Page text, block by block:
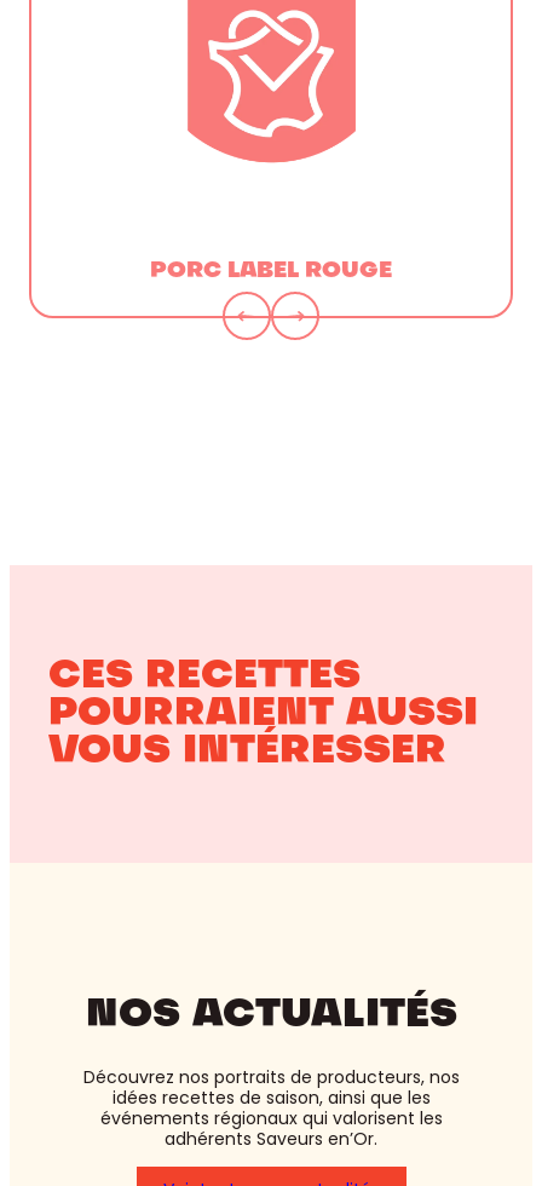
PORC LABEL ROUGE
CES RECETTES
POURRAIENT AUSSI
VOUS INTÉRESSER
NOS ACTUALITÉS
Découvrez nos portraits de producteurs, nos
idées recettes de saison, ainsi que les
événements régionaux qui valorisent les
adhérents Saveurs en’Or.